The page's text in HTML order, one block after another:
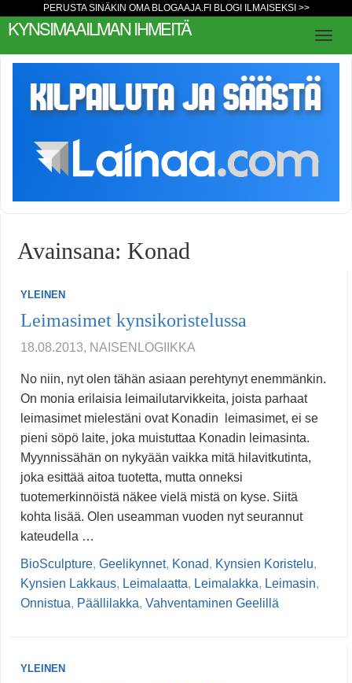
PERUSTA SINÄKIN OMA BLOGAAJA.FI BLOGI ILMAISEKSI >>
KYNSIMAAILMAN IHMEITÄ
Avainsana: Konad
YLEINEN
Leimasimet kynsikoristelussa
18.08.2013, NAISENLOGIIKKA
No niin, nyt olen tähän asiaan perehtynyt enemmänkin.
On monia erilaisia leimailutarvikkeita, joista parhaat
leimasimet mielestäni ovat Konadin leimasimet, ei se
pieni söpö laite, joka muistuttaa Konadin leimasinta.
Myynnissähän on nykyään vaikka mitä hilavitkutinta,
joka esittää aitoa tuotetta, mutta onneksi
tuotemerkinnöistä näkee vielä mistä on kyse. Siitä
kohta lisää. Olen useamman vuoden nyt seurannut
kateudella …
BioSculpture, Geelikynnet, Konad, Kynsien Koristelu,
Kynsien Lakkaus, Leimalaatta, Leimalakka, Leimasin,
Onnistua, Päällilakka, Vahventaminen Geelillä
YLEINEN